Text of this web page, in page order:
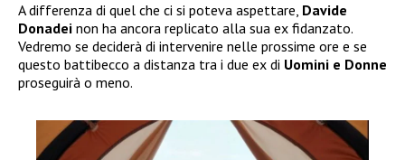
A differenza di quel che ci si poteva aspettare, Davide
Donadei non ha ancora replicato alla sua ex fidanzato.
Vedremo se deciderà di intervenire nelle prossime ore e se
questo battibecco a distanza tra i due ex di Uomini e Donne
proseguirà o meno.